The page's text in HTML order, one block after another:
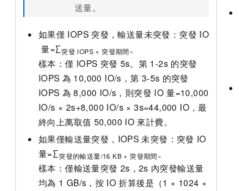
送量。
如果僅 IOPS 突發，輸送量未突發：突發 IO
量=∑突發 IOPS × 突發期間 。
樣本：僅 IOPS 突發 5s。第 1-2s 的突發
IOPS 為 10,000 IO/s，第 3-5s 的突發
IOPS 為 8,000 IO/s，則突發 IO 量=10,000
IO/s × 2s+8,000 IO/s × 3s=44,000 IO，最
終向上萬取值 50,000 IO 來計費。
如果僅輸送量突發，IOPS 未突發：突發 IO
量=∑突發的輸送量/16 KB × 突發期間 。
樣本：僅輸送量突發 2s，2s 內突發輸送量
均為 1 GB/s，按 IO 折算後是（1 × 1024 ×